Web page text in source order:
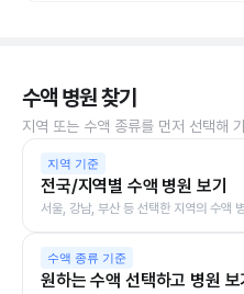
수액 병원 찾기
지역 또는 수액 종류를 먼저 선택해
지역 기준
전국/지역별 수액 병원 보기
서울, 강남, 부산 등 선택한 지역의 수액
수액 종류 기준
원하는 수액 선택하고 병원 보